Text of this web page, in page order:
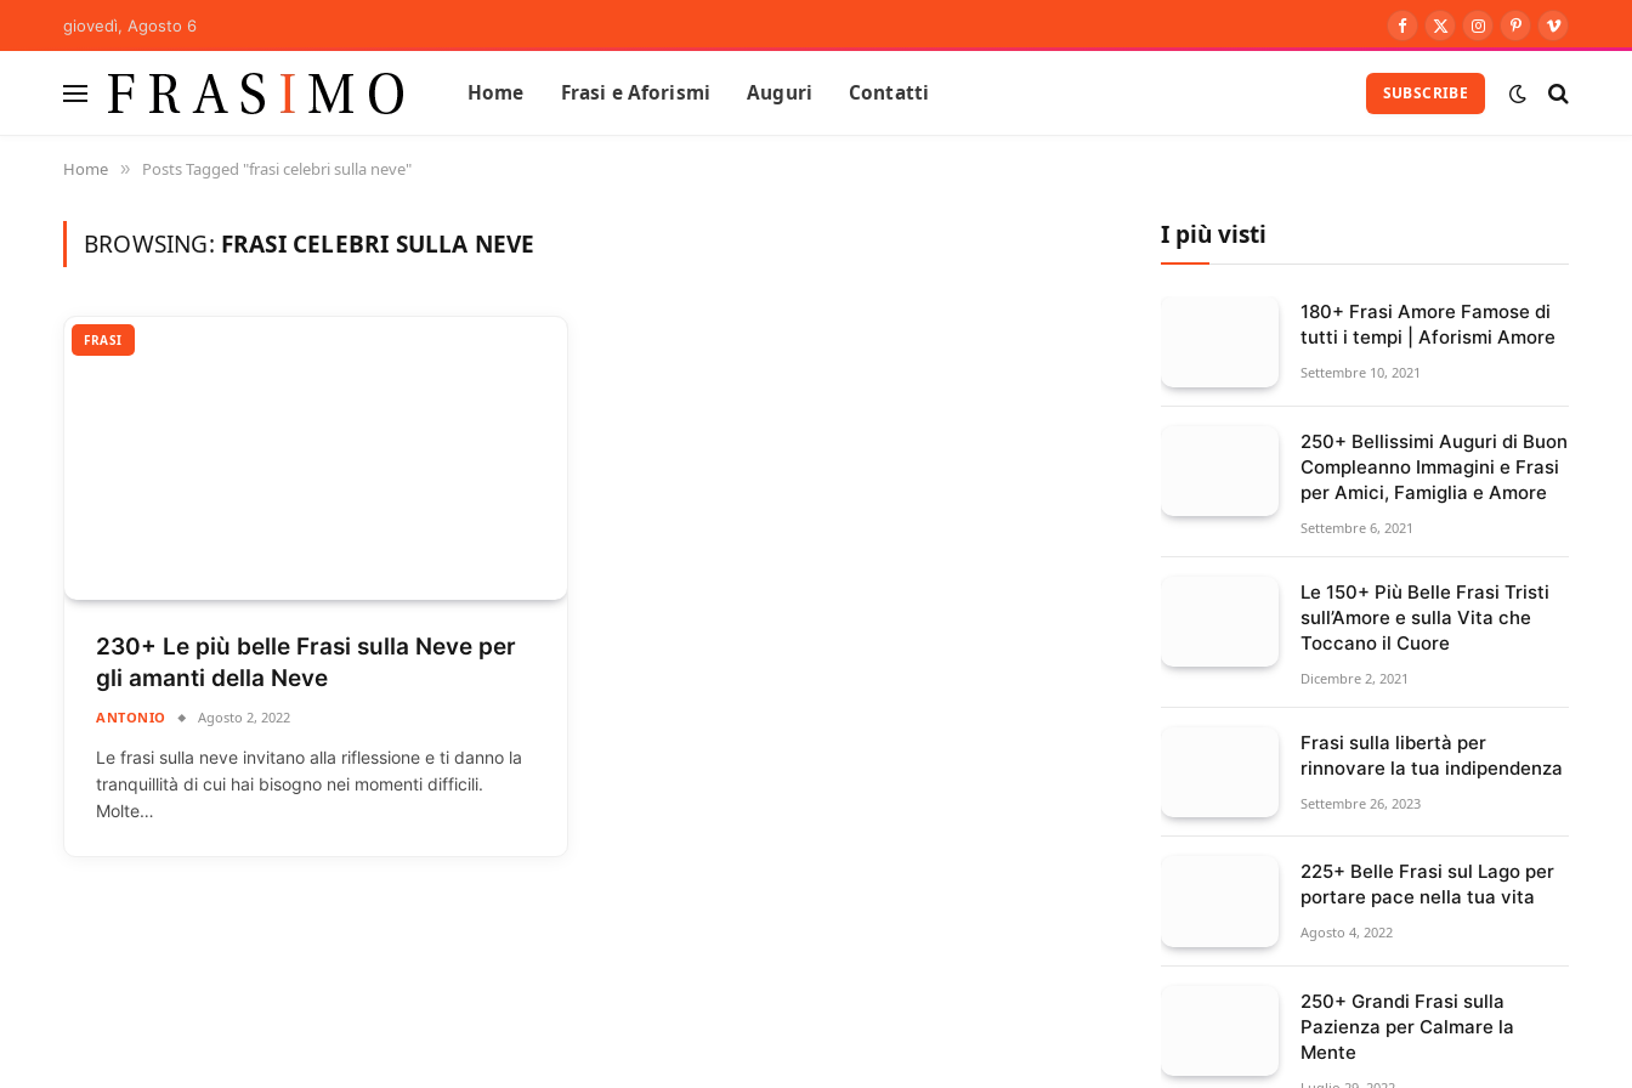
giovedì, Agosto 6
Facebook
X
Instagram
Pinterest
Vimeo
Home Frasi e Aforismi Auguri Contatti SUBSCRIBE
Home » Posts Tagged "frasi celebri sulla neve"
BROWSING: FRASI CELEBRI SULLA NEVE
FRASI
230+ Le più belle Frasi sulla Neve per
gli amanti della Neve
ANTONIO Agosto 2, 2022
Le frasi sulla neve invitano alla riflessione e ti danno la
tranquillità di cui hai bisogno nei momenti difficili.
Molte…
I più visti
180+ Frasi Amore Famose di
tutti i tempi | Aforismi Amore
Settembre 10, 2021
250+ Bellissimi Auguri di Buon
Compleanno Immagini e Frasi
per Amici, Famiglia e Amore
Settembre 6, 2021
Le 150+ Più Belle Frasi Tristi
sull’Amore e sulla Vita che
Toccano il Cuore
Dicembre 2, 2021
Frasi sulla libertà per
rinnovare la tua indipendenza
Settembre 26, 2023
225+ Belle Frasi sul Lago per
portare pace nella tua vita
Agosto 4, 2022
250+ Grandi Frasi sulla
Pazienza per Calmare la
Mente